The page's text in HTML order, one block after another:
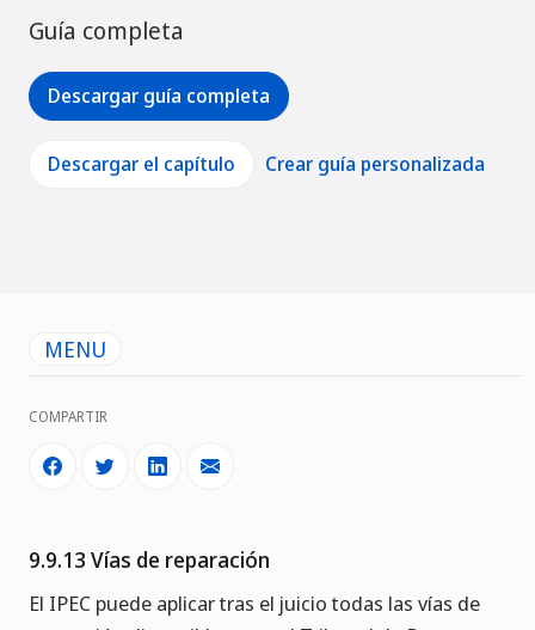
Guía completa
Descargar guía completa
Descargar el capítulo Crear guía personalizada
MENU
COMPARTIR
9.9.13 Vías de reparación
El IPEC puede aplicar tras el juicio todas las vías de